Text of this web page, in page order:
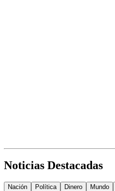
Noticias Destacadas
Nación Política Dinero Mundo